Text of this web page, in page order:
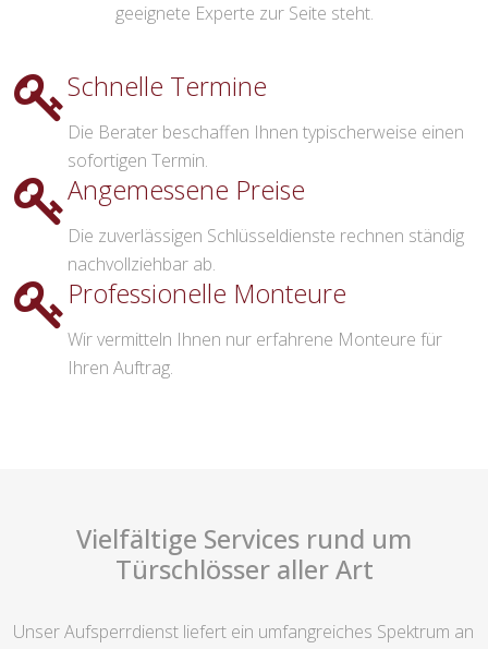
geeignete Experte zur Seite steht.
Schnelle Termine
Die Berater beschaffen Ihnen typischerweise einen
sofortigen Termin.
Angemessene Preise
Die zuverlässigen Schlüsseldienste rechnen ständig
nachvollziehbar ab.
Professionelle Monteure
Wir vermitteln Ihnen nur erfahrene Monteure für
Ihren Auftrag.
Vielfältige Services rund um
Türschlösser aller Art
Unser Aufsperrdienst liefert ein umfangreiches Spektrum an